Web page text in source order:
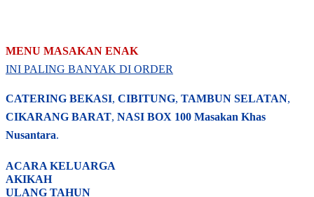
MENU MASAKAN ENAK
INI PALING BANYAK DI ORDER
CATERING BEKASI, CIBITUNG, TAMBUN SELATAN,
CIKARANG BARAT, NASI BOX 100 Masakan Khas
Nusantara.
ACARA KELUARGA
AKIKAH
ULANG TAHUN